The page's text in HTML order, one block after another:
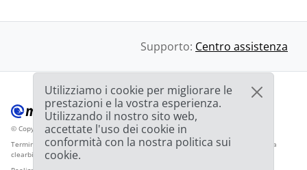
Supporto: Centro assistenza
© Copyright 2012-2026 Mailbird™Tutti i diritti riservati.
Termini di servizio Informativa sulla privacy Mappa del sito Logo del fornitore da
clearbit.com
Utilizziamo i cookie per migliorare le
prestazioni e la vostra esperienza.
Utilizzando il nostro sito web,
accettate l'uso dei cookie in
conformità con la nostra politica sui
cookie.